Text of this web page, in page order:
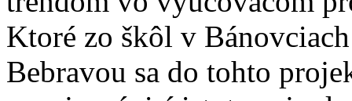
Ktoré zo škôl v
Bebravou sa do tohto